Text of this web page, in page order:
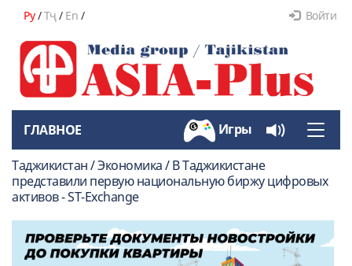
Ру/Тҷ/ En / Войти
Toggle
ГЛАВНОЕ Игры
Таджикистан / Экономика / В Таджикистане
представили первую национальную биржу цифровых
активов - ST-Exchange